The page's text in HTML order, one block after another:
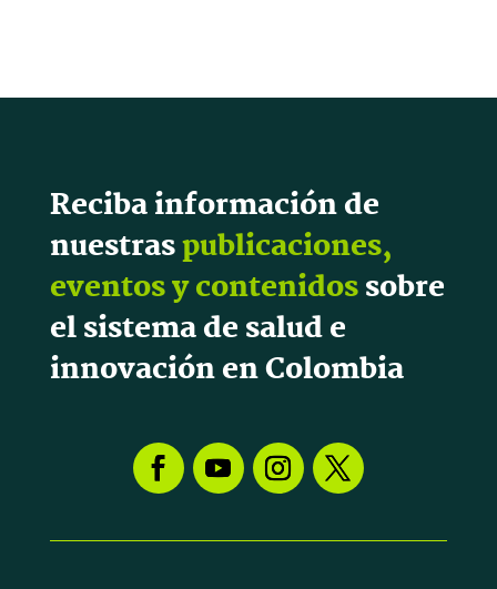
Reciba información de
nuestraspublicaciones,
eventos y contenidossobre
el sistema de salud e
innovación en Colombia